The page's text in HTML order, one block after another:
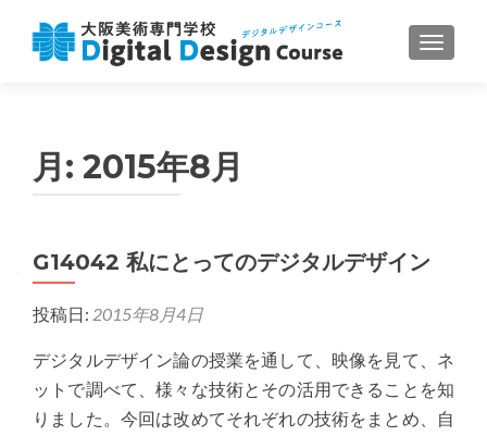
ナビゲ
月: 2015年8月
G14042 私にとってのデジタルデザイン
投稿日: 2015年8月4日
デジタルデザイン論の授業を通して、映像を見て、ネ
ットで調べて、様々な技術とその活用できることを知
りました。今回は改めてそれぞれの技術をまとめ、自